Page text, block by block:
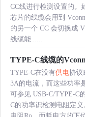
CC线进行检测设置的。
芯片的线缆会用到 Vconn
的另一个 CC 会切换成
线缆能......
TYPE-C线缆的Vconn
TYPE-C在没有供电协议
3A的电流，而这些功率
可参见 USB-C/TYPE-C
C的功率识检测电阻定